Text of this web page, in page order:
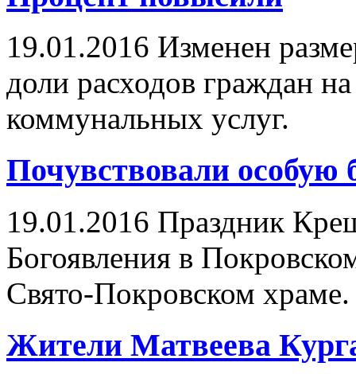
19.01.2016 Изменен
доли расходов граждан
коммунальных услуг.
Почувствовали особую
19.01.2016 Праздник
Богоявления в
Свято-Покровском храме.
Жители Матвеева